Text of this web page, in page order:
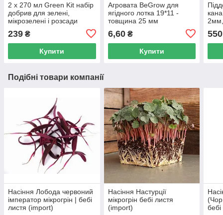
2 х 270 мл Green Kit набір
добрив для зелені,
мікрозелені і розсади
239 ₴
Купити
Агровата BeGrow для
ягідного лотка 19*11 -
товщина 25 мм
6,60₴
Купити
550
Подібні товари компанії
Насіння Лобода червоний
імператор мікрогрін | бебі
листя (import)
Насіння Настурції
мікрогрін бебі листя
(import)
бебі